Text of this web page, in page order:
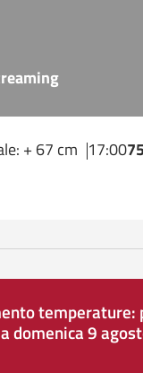
+ 67 cm 17:00
temperature:
domenica 9